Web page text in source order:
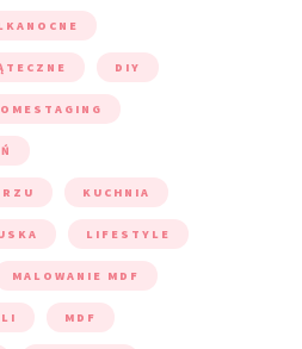
DIY
KUCHNIA
LIFESTYLE
MALOWANIE MDF
MDF